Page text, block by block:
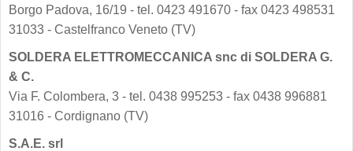
Borgo Padova, 16/19 - tel. 0423 491670 - fax 0423 498531
31033 - Castelfranco Veneto (TV)
SOLDERA ELETTROMECCANICA snc di SOLDERA G.
& C.
Via F. Colombera, 3 - tel. 0438 995253 - fax 0438 996881
31016 - Cordignano (TV)
S.A.E. srl